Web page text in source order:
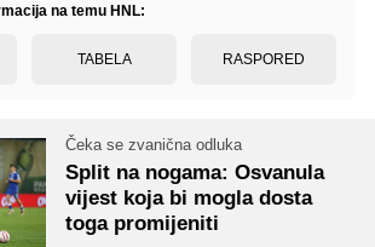
na temu HNL:
TABELA RASPORED
Čeka se zvanična odluka
Split na nogama: Osvanula
vijest koja bi mogla dosta
toga promijeniti